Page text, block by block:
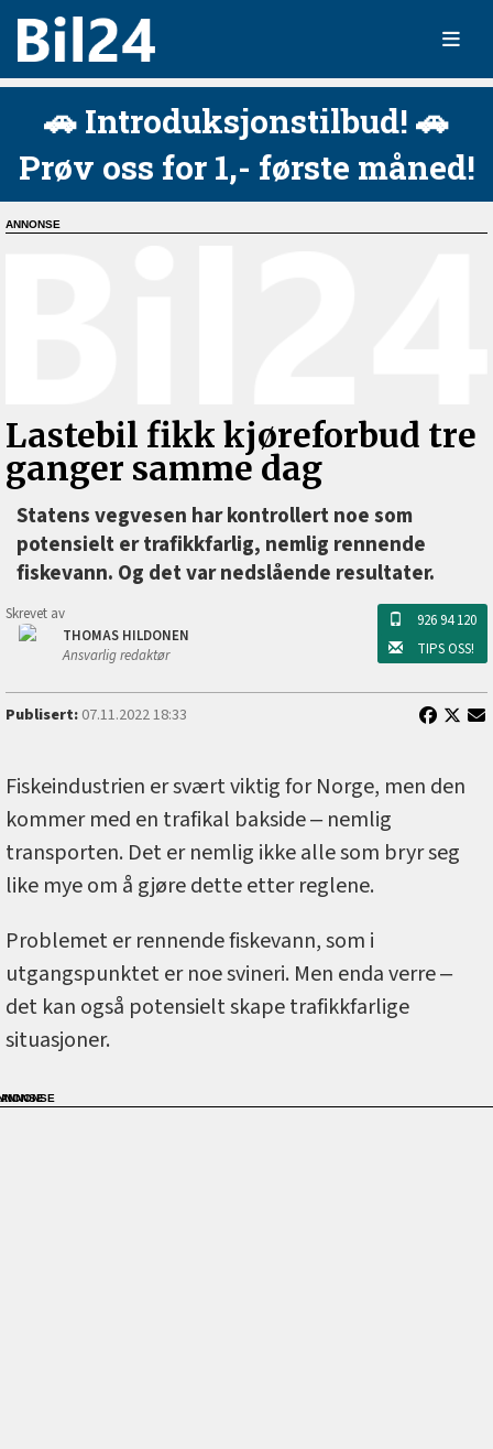
🚗 Introduksjonstilbud! 🚗
Prøv oss for 1,- første måned!
Lastebil fikk kjøreforbud tre
ganger samme dag
Statens vegvesen har kontrollert noe som
potensielt er trafikkfarlig, nemlig rennende
fiskevann. Og det var nedslående resultater.
Skrevet av
THOMAS HILDONEN
Ansvarlig redaktør
926 94 120
TIPS OSS!
Publisert:07.11.2022 18:33
Fiskeindustrien er svært viktig for Norge, men den
kommer med en trafikal bakside ‒ nemlig
transporten. Det er nemlig ikke alle som bryr seg
like mye om å gjøre dette etter reglene.
Problemet er rennende fiskevann, som i
utgangspunktet er noe svineri. Men enda verre ‒
det kan også potensielt skape trafikkfarlige
situasjoner.